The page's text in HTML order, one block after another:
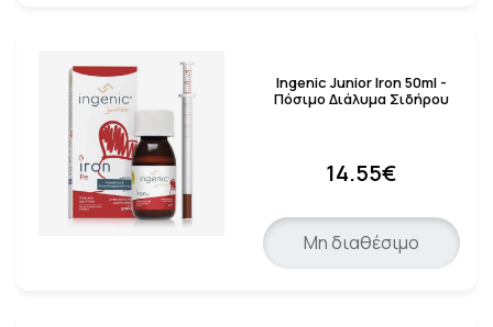
Ingenic Junior Iron 50ml -
Πόσιμο Διάλυμα Σιδήρου
14.55€
Μη διαθέσιμο